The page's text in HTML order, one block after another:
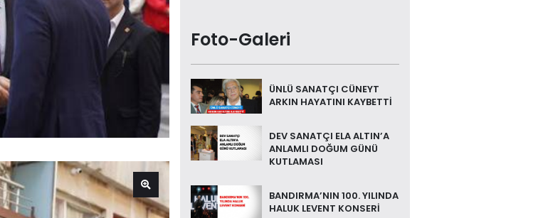
Foto-Galeri
ÜNLÜ SANATÇI CÜNEYT
ARKIN HAYATINI KAYBETTİ
DEV SANATÇI ELA ALTIN’A
ANLAMLI DOĞUM GÜNÜ
KUTLAMASI
BANDIRMA’NIN 100. YILINDA
HALUK LEVENT KONSERİ